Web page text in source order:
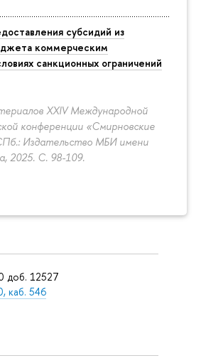
субсидий из
коммерческим
санкционных ограничений
XXIV Международной
конференции «Смирновские
Издательство МБИ имени
2025. С. 98-109.
доб. 12527
каб. 546